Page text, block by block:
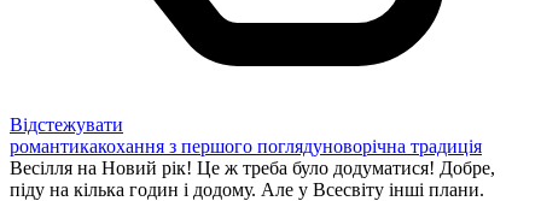
Відстежувати
романтикакохання з першого поглядуноворічна традиція
Весілля на Новий рік! Це ж треба було додуматися! Добре,
піду на кілька годин і додому. Але у Всесвіту інші плани.